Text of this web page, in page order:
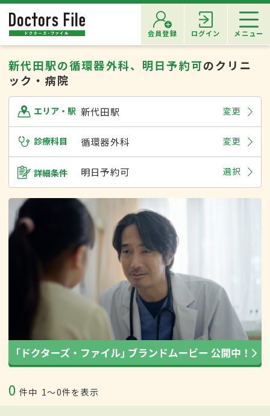
会員登録 ログイン メニュー
新代田駅の循環器外科、明日予約可のクリニ
ック・病院
エリア・駅 新代田駅 変更
診療科目 循環器外科 変更
詳細条件 明日予約可 選択
0 件中 1〜0件を表示